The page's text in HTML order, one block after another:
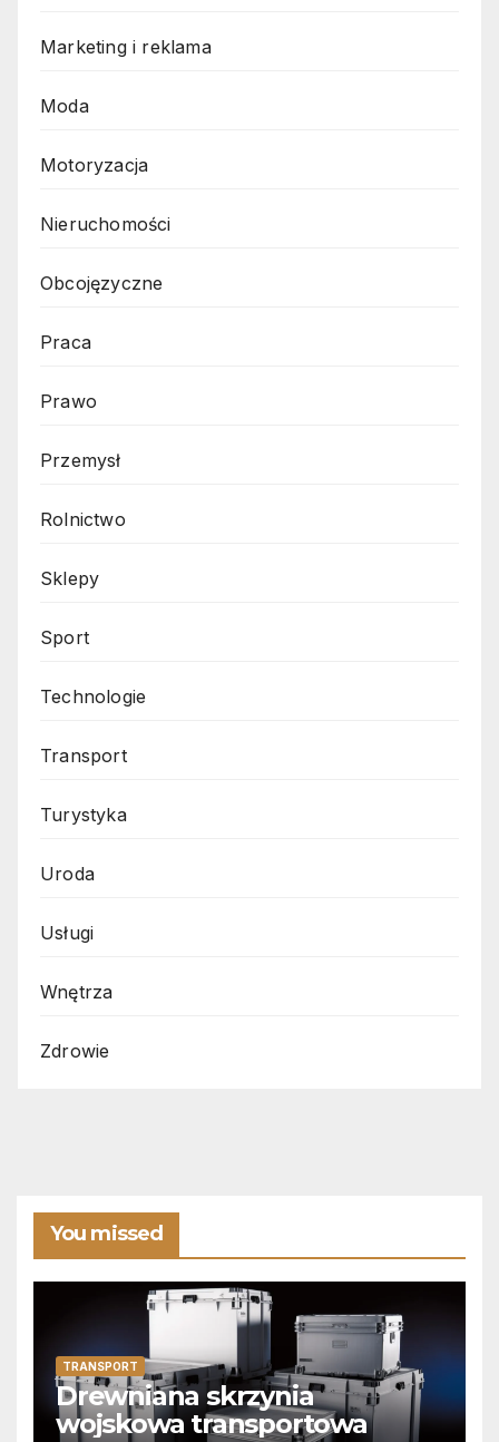
Marketing i reklama
Moda
Motoryzacja
Nieruchomości
Obcojęzyczne
Praca
Prawo
Przemysł
Rolnictwo
Sklepy
Sport
Technologie
Transport
Turystyka
Uroda
Usługi
Wnętrza
Zdrowie
You missed
TRANSPORT
Drewniana skrzynia
wojskowa transportowa